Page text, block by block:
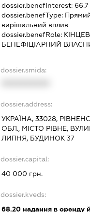
dossier.benefInterest: 66.7
dossier.benefType:
вирішальний вплив
dossier.benefRole:
БЕНЕФІЦІАРНИЙ
dossier.smida:
dossier.address:
УКРАЇНА, 33028,
ОБЛ., МІСТО РІВНЕ,
ЛИПНЯ, БУДИНОК 37
dossier.capital:
40 000 грн.
dossier.kveds:
68.20 надання в оренду й